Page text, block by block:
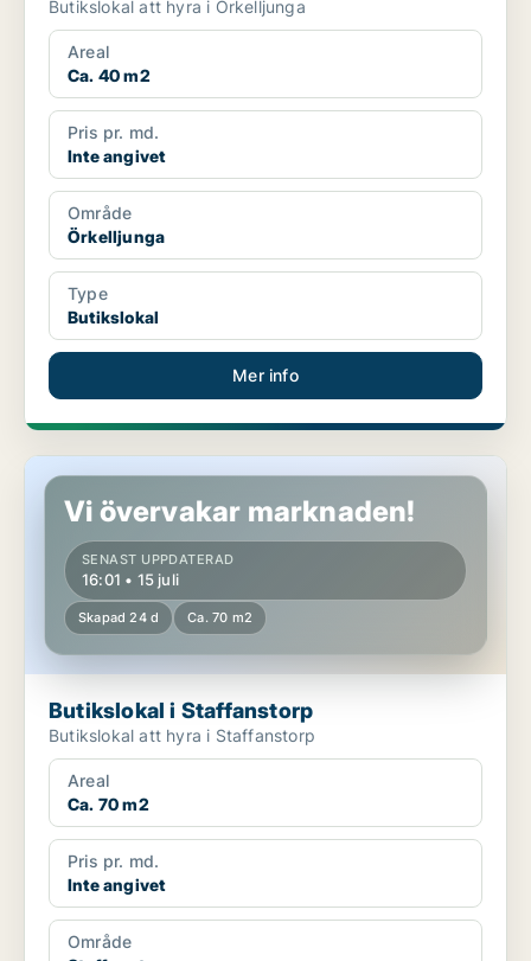
Butikslokal att hyra i Örkelljunga
Areal
Ca. 40 m2
Pris pr. md.
Inte angivet
Område
Örkelljunga
Type
Butikslokal
Mer info
Butikslokal i Staffanstorp
Vi övervakar marknaden!
SENAST UPPDATERAD
16:01 • 15 juli
Skapad 24 d Ca. 70 m2
Butikslokal i Staffanstorp
Butikslokal att hyra i Staffanstorp
Areal
Ca. 70 m2
Pris pr. md.
Inte angivet
Område